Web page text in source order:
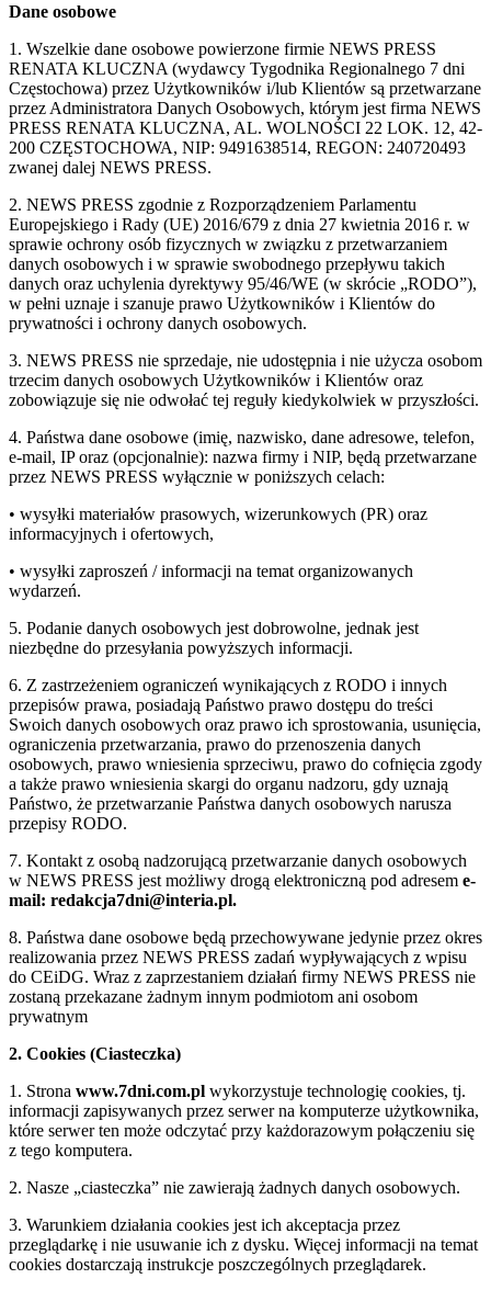
Dane osobowe
1. Wszelkie dane osobowe powierzone firmie NEWS PRESS
RENATA KLUCZNA (wydawcy Tygodnika Regionalnego 7 dni
Częstochowa) przez Użytkowników i/lub Klientów są przetwarzane
przez Administratora Danych Osobowych, którym jest firma NEWS
PRESS RENATA KLUCZNA, AL. WOLNOŚCI 22 LOK. 12, 42-
200 CZĘSTOCHOWA, NIP: 9491638514, REGON: 240720493
zwanej dalej NEWS PRESS.
2. NEWS PRESS zgodnie z Rozporządzeniem Parlamentu
Europejskiego i Rady (UE) 2016/679 z dnia 27 kwietnia 2016 r. w
sprawie ochrony osób fizycznych w związku z przetwarzaniem
danych osobowych i w sprawie swobodnego przepływu takich
danych oraz uchylenia dyrektywy 95/46/WE (w skrócie „RODO”),
w pełni uznaje i szanuje prawo Użytkowników i Klientów do
prywatności i ochrony danych osobowych.
3. NEWS PRESS nie sprzedaje, nie udostępnia i nie użycza osobom
trzecim danych osobowych Użytkowników i Klientów oraz
zobowiązuje się nie odwołać tej reguły kiedykolwiek w przyszłości.
4. Państwa dane osobowe (imię, nazwisko, dane adresowe, telefon,
e-mail, IP oraz (opcjonalnie): nazwa firmy i NIP, będą przetwarzane
przez NEWS PRESS wyłącznie w poniższych celach:
• wysyłki materiałów prasowych, wizerunkowych (PR) oraz
informacyjnych i ofertowych,
• wysyłki zaproszeń / informacji na temat organizowanych
wydarzeń.
5. Podanie danych osobowych jest dobrowolne, jednak jest
niezbędne do przesyłania powyższych informacji.
6. Z zastrzeżeniem ograniczeń wynikających z RODO i innych
przepisów prawa, posiadają Państwo prawo dostępu do treści
Swoich danych osobowych oraz prawo ich sprostowania, usunięcia,
ograniczenia przetwarzania, prawo do przenoszenia danych
osobowych, prawo wniesienia sprzeciwu, prawo do cofnięcia zgody
a także prawo wniesienia skargi do organu nadzoru, gdy uznają
Państwo, że przetwarzanie Państwa danych osobowych narusza
przepisy RODO.
7. Kontakt z osobą nadzorującą przetwarzanie danych osobowych
w NEWS PRESS jest możliwy drogą elektroniczną pod adresem e-
mail: redakcja7dni@interia.pl.
8. Państwa dane osobowe będą przechowywane jedynie przez okres
realizowania przez NEWS PRESS zadań wypływających z wpisu
do CEiDG. Wraz z zaprzestaniem działań firmy NEWS PRESS nie
zostaną przekazane żadnym innym podmiotom ani osobom
prywatnym
2. Cookies (Ciasteczka)
1. Strona www.7dni.com.pl wykorzystuje technologię cookies, tj.
informacji zapisywanych przez serwer na komputerze użytkownika,
które serwer ten może odczytać przy każdorazowym połączeniu się
z tego komputera.
2. Nasze „ciasteczka” nie zawierają żadnych danych osobowych.
3. Warunkiem działania cookies jest ich akceptacja przez
przeglądarkę i nie usuwanie ich z dysku. Więcej informacji na temat
cookies dostarczają instrukcje poszczególnych przeglądarek.